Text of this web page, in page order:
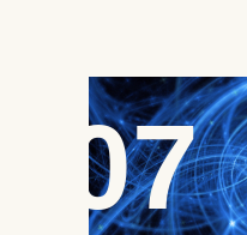
07